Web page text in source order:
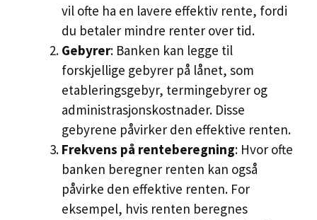
vil ofte ha en lavere effektiv rente, fordi
du betaler mindre renter over tid.
Gebyrer: Banken kan legge til
forskjellige gebyrer på lånet, som
etableringsgebyr, termingebyrer og
administrasjonskostnader. Disse
gebyrene påvirker den effektive renten.
Frekvens på renteberegning: Hvor ofte
banken beregner renten kan også
påvirke den effektive renten. For
eksempel, hvis renten beregnes